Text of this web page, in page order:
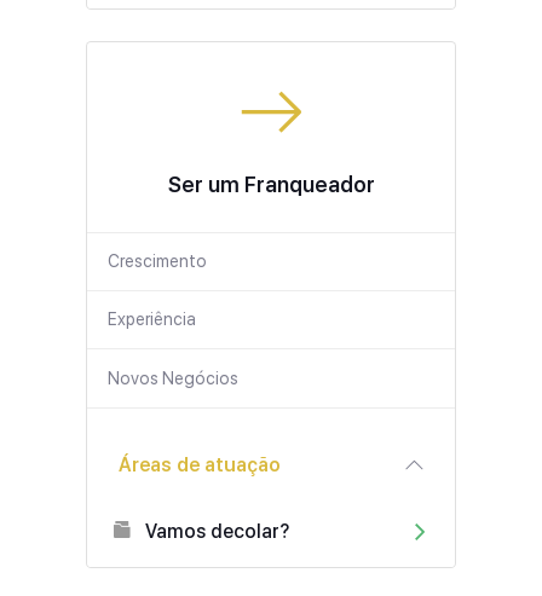
Ser um Franqueador
Crescimento
Experiência
Novos Negócios
Áreas de atuação
Vamos decolar?